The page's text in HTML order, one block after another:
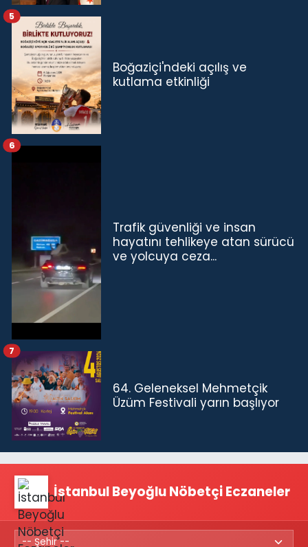
Boğaziçi'ndeki açılış ve
kutlama etkinliği
5
Trafik güvenliği ve insan
hayatını tehlikeye atan sürücü
ve yolcuya ceza...
6
64. Geleneksel Mehmetçik
Üzüm Festivali yarın başlıyor
7
İstanbul Beyoğlu Nöbetçi Eczaneler